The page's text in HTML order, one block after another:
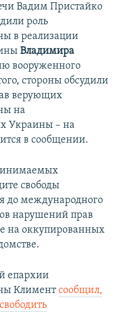
Вадим Пристайко
роль
в реализации
Владимира
вооруженного
стороны обсудили
верующих
на
Украины – на
в сообщении.
свободы
до международного
нарушений прав
на оккупированных
епархии
Климентсообщил,